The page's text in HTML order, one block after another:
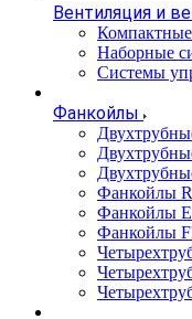
Вентиляция и
Наборные
Системы
Фанкойлы
Фанкойлы
Фанкойлы
Фанкойлы